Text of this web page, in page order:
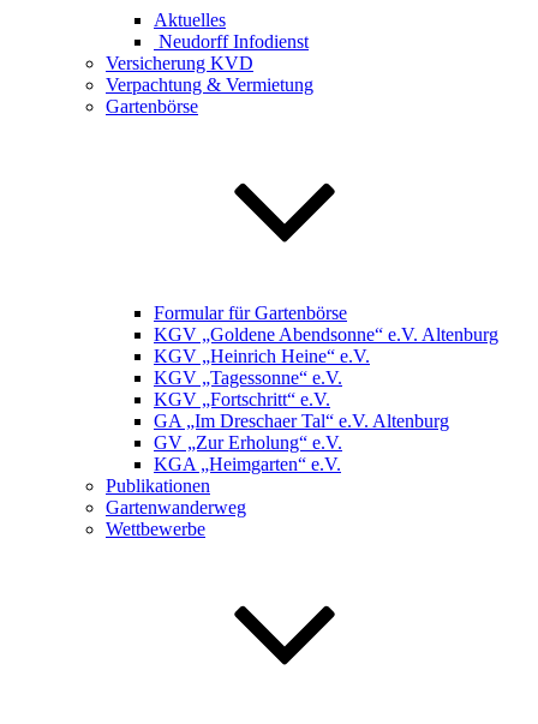
Aktuelles
Neudorff Infodienst
Versicherung KVD
Verpachtung & Vermietung
Gartenbörse
Formular für Gartenbörse
KGV „Goldene Abendsonne“ e.V. Altenburg
KGV „Heinrich Heine“ e.V.
KGV „Tagessonne“ e.V.
KGV „Fortschritt“ e.V.
GA „Im Dreschaer Tal“ e.V. Altenburg
GV „Zur Erholung“ e.V.
KGA „Heimgarten“ e.V.
Publikationen
Gartenwanderweg
Wettbewerbe